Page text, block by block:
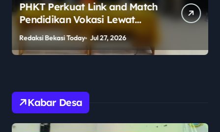
PHKT Perkuat Link and Match
Pendidikan Vokasi Lewat
Program Guru Tamu di SMKN
2 Penajam Paser Utara
Redaksi Bekasi Today Jul 27, 2026
Kabar Desa